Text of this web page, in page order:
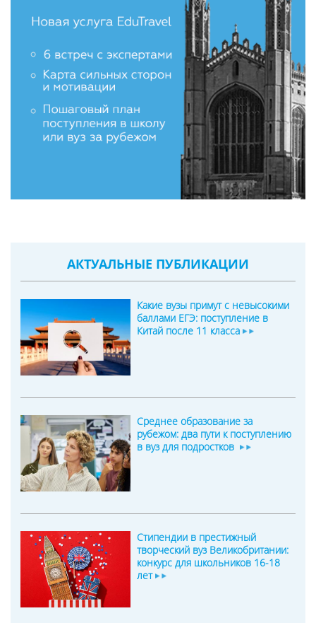
АКТУАЛЬНЫЕ ПУБЛИКАЦИИ
Какие вузы примут с невысокими
баллами ЕГЭ: поступление в
Китай после 11 класса
Среднее образование за
рубежом: два пути к поступлению
в вуз для подростков
Стипендии в престижный
творческий вуз Великобритании:
конкурс для школьников 16-18
лет